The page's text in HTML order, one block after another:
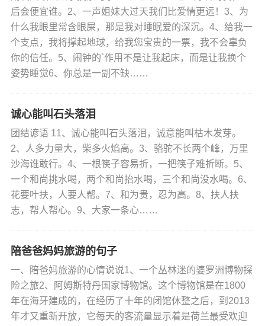
后会便宜谁。2、一声姐妹大过天我们比爱情更远！3、为
什么我眼里常含眼屎，那是我对睡眠爱的深沉。4、给我一
个支点，我将撑起地球，给我您宝贵的一票，我不会辜负
你的信任。5、闹钟的`作用不是让我起床，而是让我换个
姿势睡觉6、你总是一副不缺……
诚心能叫石头落泪
团结谚语 11、诚心能叫石头落泪，诚意能叫枯木发芽。
2、人多力量大，柴多火焰高。3、骆驼不长两个峰，万里
沙海谁敢行。4、一根筷子容易折，一把筷子难折断。5、
一个和尚挑水喝，两个和尚抬水喝，三个和尚没水喝。6、
花要叶扶，人要人帮。7、和为贵，忍为高。8、扶人扶
志，帮人帮心。9、大家一条心……
陪爸爸妈妈旅游的句子
一、陪爸妈旅游的心情说说1、一个丛林迷的婆罗洲博物探
险之旅2、阿姆斯特丹国家博物馆。这个博物馆是在1800
年在海牙建成的，在经历了十年的闭馆休整之后，到2013
年才又重新开放，它每天的客流量显示着是荷兰最受欢迎